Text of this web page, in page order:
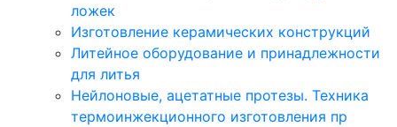
ложек
Изготовление керамических конструкций
Литейное оборудование и принадлежности
для литья
Нейлоновые, ацетатные протезы. Техника
термоинжекционного изготовления пр